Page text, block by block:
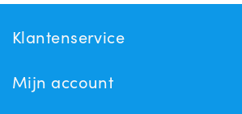
Klantenservice
Mijn account